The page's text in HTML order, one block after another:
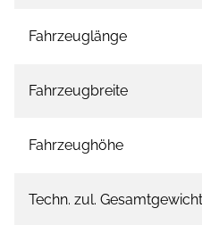
Fahrzeuglänge
Fahrzeugbreite
Fahrzeughöhe
Techn. zul. Gesamtgewicht